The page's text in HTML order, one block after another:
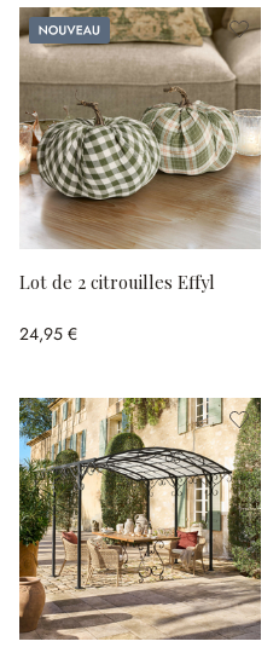
Nouveau
Lot de 2 citrouilles Effyl
24,95 €